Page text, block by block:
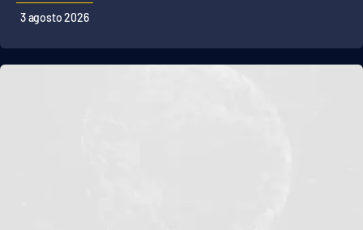
3 agosto 2026